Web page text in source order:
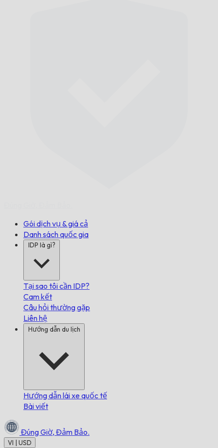
Gói dịch vụ & giá cả
Danh sách quốc gia
IDP là gì?
Tại sao tôi cần IDP?
Cam kết
Câu hỏi thường gặp
Liên hệ
Hướng dẫn du lịch
Hướng dẫn lái xe quốc tế
Bài viết
Đúng Giờ, Đảm Bảo.
VI | USD